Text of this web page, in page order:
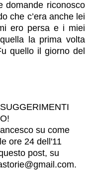
domande riconosco
che c’era anche lei
ero persa e i miei
la prima volta
quello il giorno del
su come
ore 24 dell'11
post, su